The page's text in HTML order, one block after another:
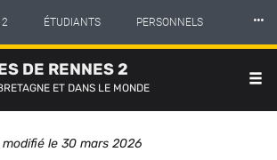
2 ÉTUDIANTS PERSONNELS
PROFESSIONNELS
2
⸱⸱⸱
DE RENNES 2
ET DANS LE MONDE
modifié le 30 mars 2026